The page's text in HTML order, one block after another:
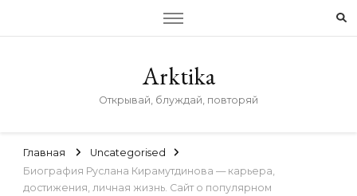
Arktika
Открывай, блуждай, повторяй
Главная
Uncategorised
Биография Руслана Кирамутдинова — карьера,
достижения, личная жизнь. Сайт о популярном